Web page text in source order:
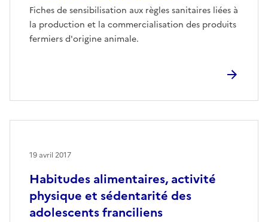
Fiches de sensibilisation aux règles sanitaires liées à
la production et la commercialisation des produits
fermiers d'origine animale.
Habitudes alimentaires, activité
physique et sédentarité des
adolescents franciliens
19 avril 2017